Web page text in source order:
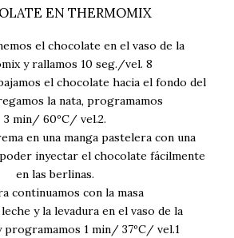
EN THERMOMIX
el chocolate en el vaso de la
y rallamos 10 seg./vel. 8
el chocolate hacia el fondo del
la nata, programamos
3 min/ 60ºC/ vel.2.
en una manga pastelera con una
inyectar el chocolate fácilmente
en las berlinas.
continuamos con la masa
y la levadura en el vaso de la
1 min/ 37ºC/ vel.1